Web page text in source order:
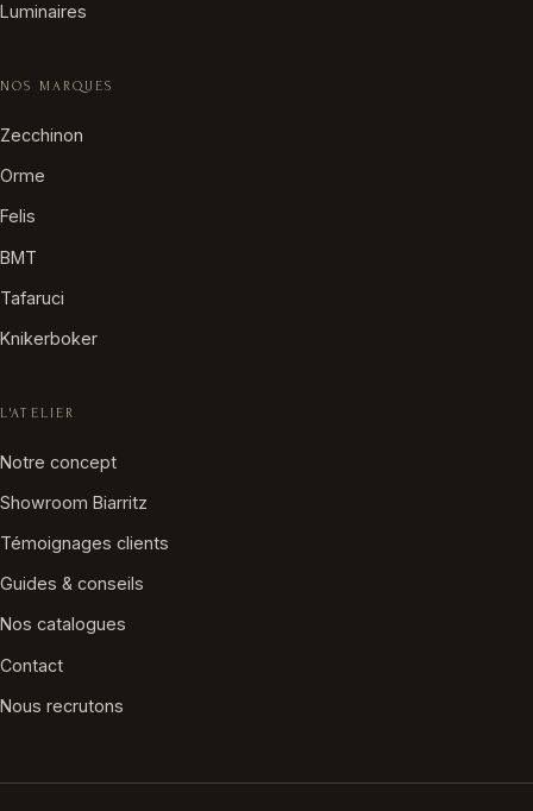
Luminaires
NOS MARQUES
Zecchinon
Orme
Felis
BMT
Tafaruci
Knikerboker
L'ATELIER
Notre concept
Showroom Biarritz
Témoignages clients
Guides & conseils
Nos catalogues
Contact
Nous recrutons